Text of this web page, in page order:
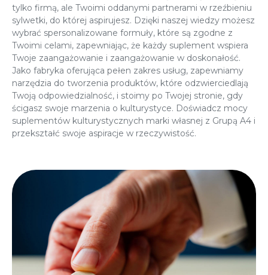
tylko firmą, ale Twoimi oddanymi partnerami w rzeźbieniu
sylwetki, do której aspirujesz. Dzięki naszej wiedzy możesz
wybrać spersonalizowane formuły, które są zgodne z
Twoimi celami, zapewniając, że każdy suplement wspiera
Twoje zaangażowanie i zaangażowanie w doskonałość.
Jako fabryka oferująca pełen zakres usług, zapewniamy
narzędzia do tworzenia produktów, które odzwierciedlają
Twoją odpowiedzialność, i stoimy po Twojej stronie, gdy
ścigasz swoje marzenia o kulturystyce. Doświadcz mocy
suplementów kulturystycznych marki własnej z Grupą A4 i
przekształć swoje aspiracje w rzeczywistość.